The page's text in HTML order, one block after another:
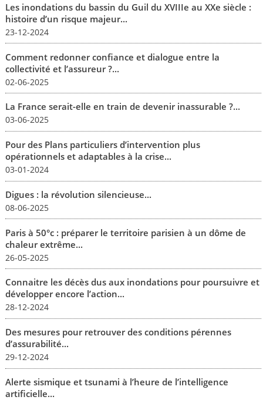
Les inondations du bassin du Guil du XVIIIe au XXe siècle :
histoire d’un risque majeur...
23-12-2024
Comment redonner confiance et dialogue entre la
collectivité et l’assureur ?...
02-06-2025
La France serait-elle en train de devenir inassurable ?...
03-06-2025
Pour des Plans particuliers d’intervention plus
opérationnels et adaptables à la crise...
03-01-2024
Digues : la révolution silencieuse...
08-06-2025
Paris à 50°c : préparer le territoire parisien à un dôme de
chaleur extrême...
26-05-2025
Connaitre les décès dus aux inondations pour poursuivre et
développer encore l’action...
28-12-2024
Des mesures pour retrouver des conditions pérennes
d’assurabilité...
29-12-2024
Alerte sismique et tsunami à l’heure de l’intelligence
artificielle...